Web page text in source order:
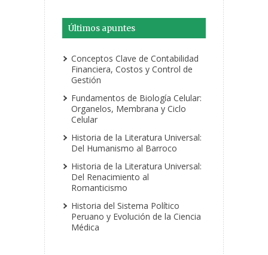
Últimos apuntes
Conceptos Clave de Contabilidad
Financiera, Costos y Control de
Gestión
Fundamentos de Biología Celular:
Organelos, Membrana y Ciclo
Celular
Historia de la Literatura Universal:
Del Humanismo al Barroco
Historia de la Literatura Universal:
Del Renacimiento al
Romanticismo
Historia del Sistema Político
Peruano y Evolución de la Ciencia
Médica